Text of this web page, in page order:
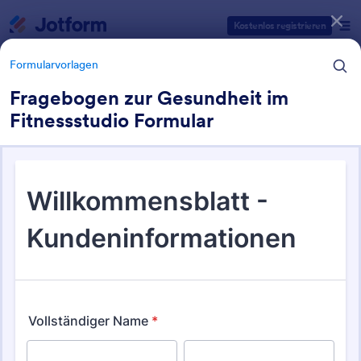
Kostenlos registrieren
Formularvorlagen
Fragebogen zur Gesundheit im
Fitnessstudio Formular
Gesundheitsformulare
965 Vorlagen
Formularvorlagen Kategorien